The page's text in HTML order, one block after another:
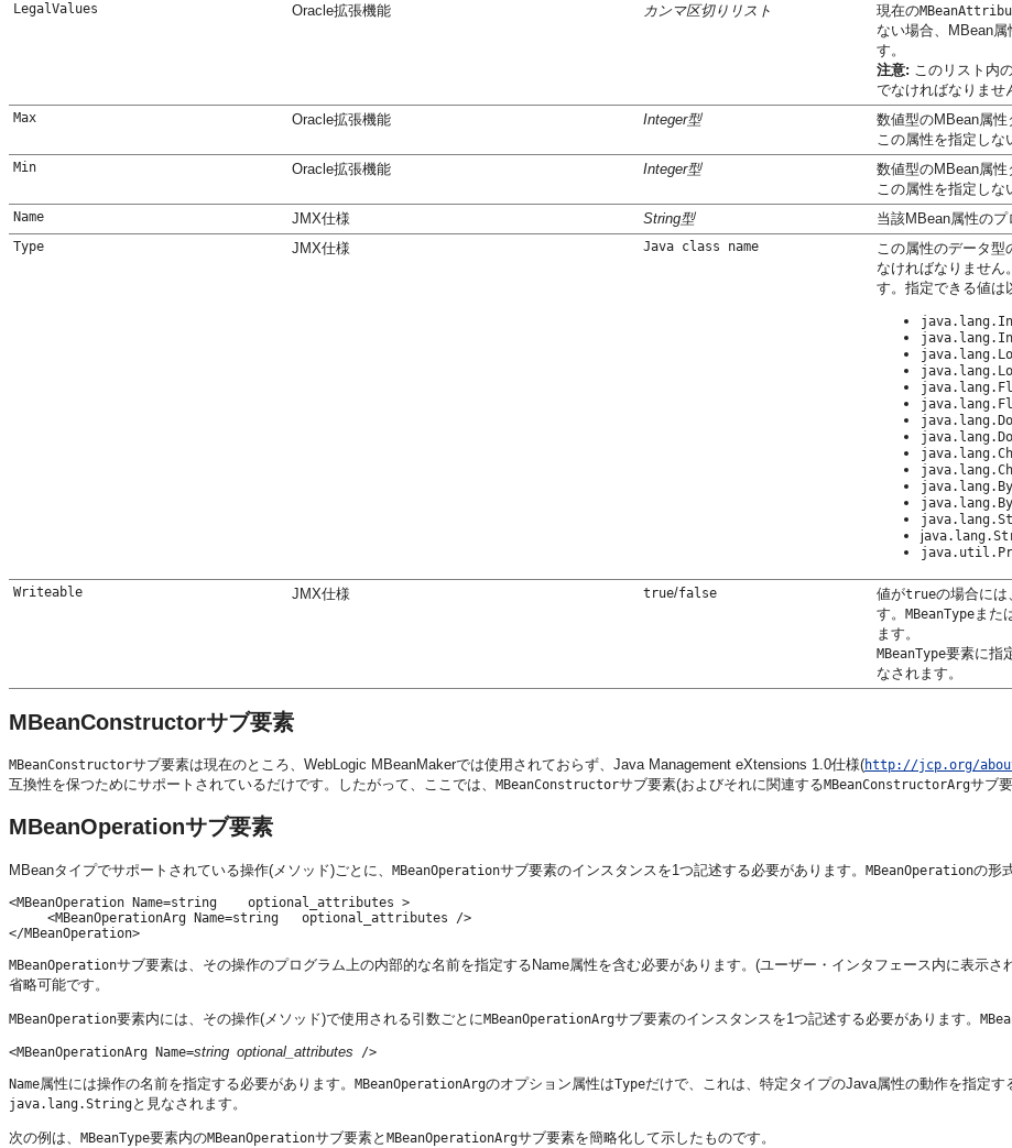
LegalValues Oracle拡張機能 カンマ区切りリスト 現在の
ない場合、MBean
す。
注意: このリスト内
でなければなりませ
Max Oracle拡張機能 Integer型
数値型のMBean属性
この属性を指定しな
Min Oracle拡張機能 Integer型
数値型のMBean属性
この属性を指定しな
Name JMX仕様 String型 当該MBean属性のプ
Type JMX仕様 Java class name
この属性のデータ型
なければなりません
す。指定できる値は
j
Writeable JMX仕様 true/false 値がtrueの場合には
す。
MBeanTypeまた
ます。
MBeanType要素に指
なされます。
MBeanConstructorサブ要素
MBeanConstructorサブ要素は現在のところ、WebLogic MBeanMakerでは使用されておらず、Java Management eXtensions 1.0仕様(http://jcp.org/
互換性を保つためにサポートされているだけです。したがって、ここでは、
MBeanConstructorサブ要素(およびそれに関連するMBeanConstructorArgサブ
MBeanOperationサブ要素
MBeanタイプでサポートされている操作(メソッド)ごとに、 MBeanOperationサブ要素のインスタンスを1つ記述する必要があります。 MBeanOperationの形
<MBeanOperation Name=string    optional_attributes >
     <MBeanOperationArg Name=string   optional_attributes />
MBeanOperationサブ要素は、その操作のプログラム上の内部的な名前を指定するName属性を含む必要があります。(ユーザー・インタフェース内に表示
省略可能です。
MBeanOperation要素内には、その操作(メソッド)で使用される引数ごとにMBeanOperationArgサブ要素のインスタンスを1つ記述する必要があります。
<MBeanOperationArg Name=string optional_attributes />
Name属性には操作の名前を指定する必要があります。 MBeanOperationArgのオプション属性はTypeだけで、これは、特定タイプのJava属性の動作を指定
java.lang.Stringと見なされます。
次の例は、 MBeanType要素内のMBeanOperationサブ要素と MBeanOperationArgサブ要素を簡略化して示したものです。